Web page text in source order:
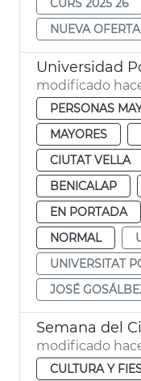
NUEVA
modificado
PERSONAS
MAYORES
CIUTAT VELLA
BENICALAP
EN PORTADA
NORMAL
UNIVERSITAT
JOSÉ
modificado
CULTURA Y